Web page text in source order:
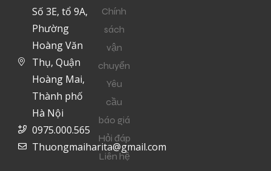
Số 3E, tổ 9A,
Phường
Hoàng Văn
Thụ, Quận
Hoàng Mai,
Thành phố
Hà Nội
0975.000.565
Thuongmaiharita@gmail.com
Chính
sách
vận
chuyển
Yêu
cầu
báo giá
Hỏi đáp
Liên hệ